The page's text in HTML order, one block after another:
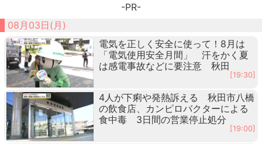
-PR-
08月03日(月)
電気を正しく安全に使って！8月は
「電気使用安全月間」 汗をかく夏
は感電事故などに要注意 秋田
[19:30]
4人が下痢や発熱訴える 秋田市八橋
の飲食店、カンピロバクターによる
食中毒 3日間の営業停止処分
[19:00]